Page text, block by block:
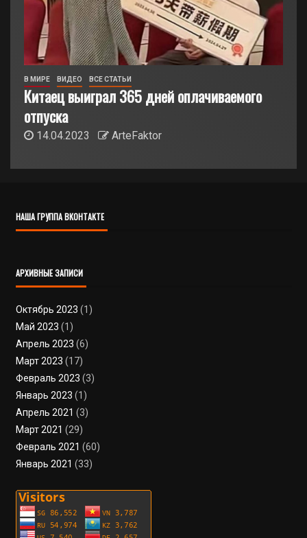
В МИРЕ ВИДЕО ВСЕ СТАТЬИ
Китаец выиграл 365 дней оплачиваемого
отпуска
14.04.2023 ArteFaktor
НАША ГРУППА ВКОНТАКТЕ
АРХИВНЫЕ ЗАПИСИ
Октябрь 2023 (1)
Май 2023 (1)
Апрель 2023 (6)
Март 2023 (17)
Февраль 2023 (3)
Январь 2023 (1)
Апрель 2021 (3)
Март 2021 (29)
Февраль 2021 (60)
Январь 2021 (33)